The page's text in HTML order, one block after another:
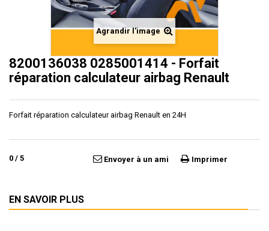
Agrandir l'image
8200136038 0285001414 - Forfait
réparation calculateur airbag Renault
Forfait réparation calculateur airbag Renault en 24H
0 / 5 Envoyer à un ami Imprimer
EN SAVOIR PLUS